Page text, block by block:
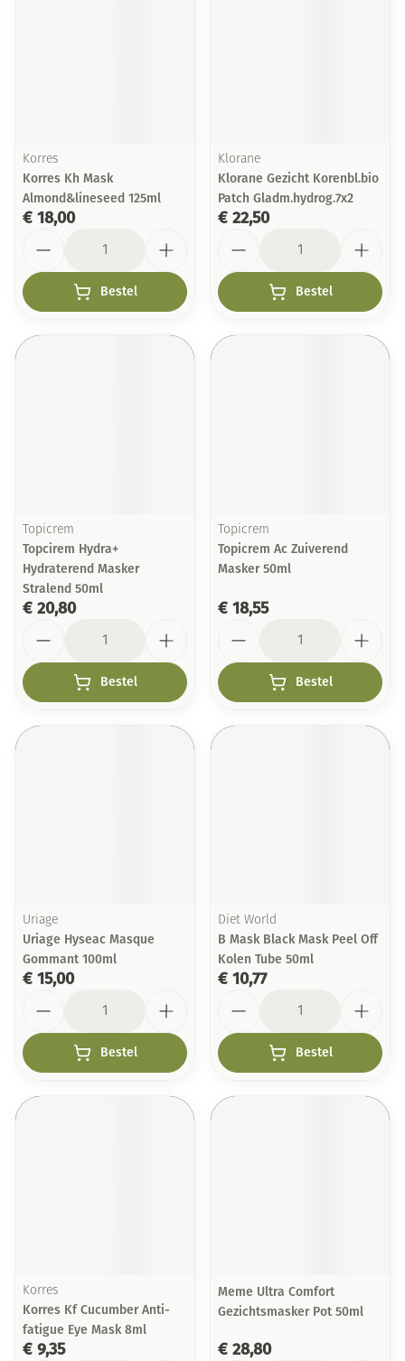
Korres
Korres Kh Mask
Almond&lineseed 125ml
€ 18,00
Bestel
Klorane
Klorane Gezicht Korenbl.bio
Patch Gladm.hydrog.7x2
€ 22,50
Bestel
Topicrem
Topcirem Hydra+
Hydraterend Masker
Stralend 50ml
€ 20,80
Bestel
Topicrem
Topicrem Ac Zuiverend
Masker 50ml
€ 18,55
Bestel
Uriage
Uriage Hyseac Masque
Gommant 100ml
€ 15,00
Bestel
Diet World
B Mask Black Mask Peel Off
Kolen Tube 50ml
€ 10,77
Bestel
Korres
Korres Kf Cucumber Anti-
fatigue Eye Mask 8ml
€ 9,35
Meme Ultra Comfort
Gezichtsmasker Pot 50ml
€ 28,80